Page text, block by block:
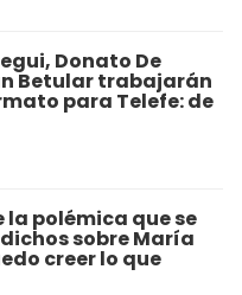
Donato De
Betular trabajarán
para Telefe: de
la polémica que se
sobre María
creer lo que